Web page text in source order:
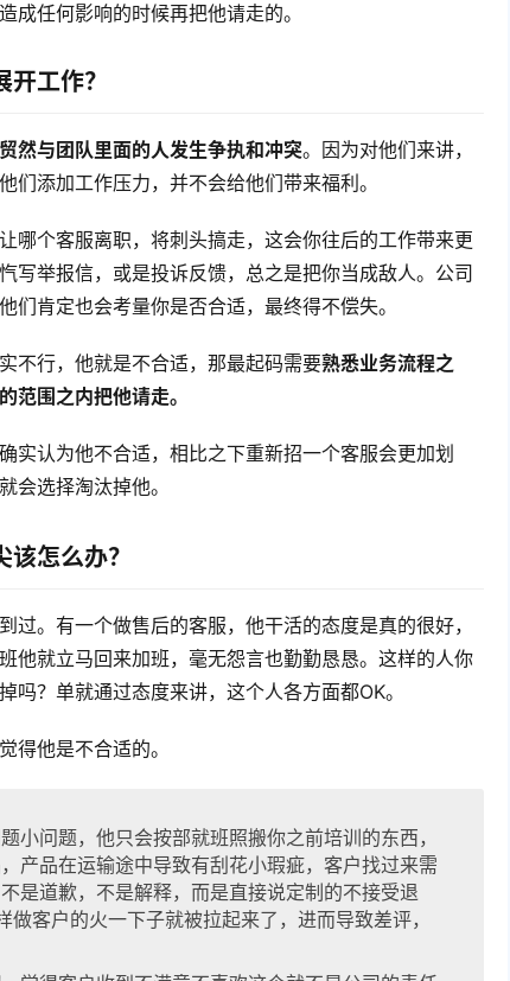
成任何影响的时候再把他请走的。
工作？
然与团队里面的人发生争执和冲突。因为对他们来讲，
添加工作压力，并不会给他们带来福利。
哪个客服离职，将刺头搞走，这会你往后的工作带来更
写举报信，或是投诉反馈，总之是把你当成敌人。公司
们肯定也会考量你是否合适，最终得不偿失。
不行，他就是不合适，那最起码需要熟悉业务流程之
范围之内把他请走。
实认为他不合适，相比之下重新招一个客服会更加划
会选择淘汰掉他。
怎么办？
过。有一个做售后的客服，他干活的态度是真的很好，
他就立马回来加班，毫无怨言也勤勤恳恳。这样的人你
？单就通过态度来讲，这个人各方面都OK。
得他是不合适的。
小问题，他只会按部就班照搬你之前培训的东西，
产品在运输途中导致有刮花小瑕疵，客户找过来需
是道歉，不是解释，而是直接说定制的不接受退
客户的火一下子就被拉起来了，进而导致差评，